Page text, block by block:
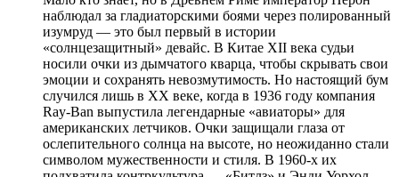
наблюдал за гладиаторскими боями через полированный
изумруд — это был первый в истории
«солнцезащитный» девайс. В Китае XII века судьи
носили очки из дымчатого кварца, чтобы скрывать свои
эмоции и сохранять невозмутимость. Но настоящий бум
случился лишь в XX веке, когда в 1936 году компания
Ray-Ban выпустила легендарные «авиаторы» для
американских летчиков. Очки защищали глаза от
ослепительного солнца на высоте, но неожиданно стали
символом мужественности и стиля. В 1960-х их